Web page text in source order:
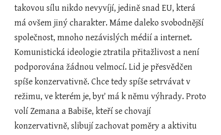
takovou sílu nikdo nevyvíjí, jedině snad EU, která
má ovšem jiný charakter. Máme daleko svobodnější
společnost, mnoho nezávislých médií a internet.
Komunistická ideologie ztratila přitažlivost a není
podporována žádnou velmocí. Lid je přesvědčen
spíše konzervativně. Chce tedy spíše setrvávat v
režimu, ve kterém je, byť má k němu výhrady. Proto
volí Zemana a Babiše, kteří se chovají
konzervativně, slibují zachovat poměry a aktivitu